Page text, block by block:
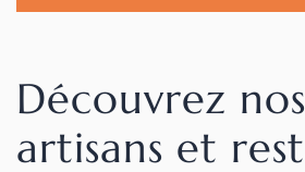
Découvrez nos
artisans et